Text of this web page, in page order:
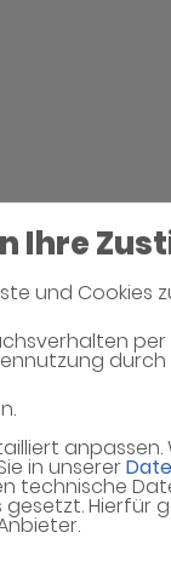
Ihre
und Cookies
per
in unserer
technische
Hierfür
Captcha Text